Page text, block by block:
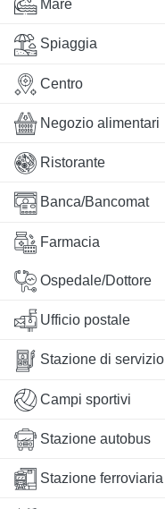
Mare
Spiaggia
Centro
Negozio alimentari
Ristorante
Banca/Bancomat
Farmacia
Ospedale/Dottore
Ufficio postale
Stazione di servizio
Campi sportivi
Stazione autobus
Stazione ferroviaria